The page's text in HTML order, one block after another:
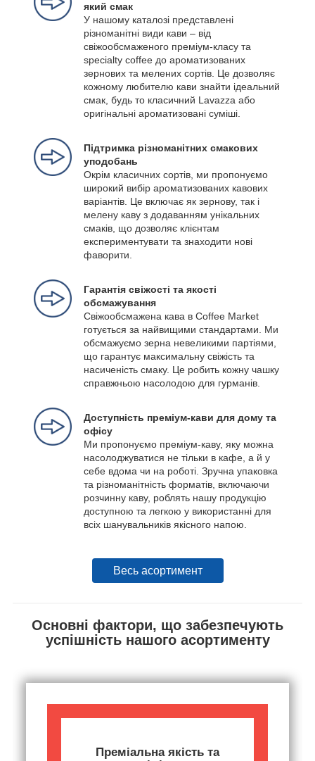
який смак
У нашому каталозі представлені
різноманітні види кави – від
свіжообсмаженого преміум-класу та
specialty coffee до ароматизованих
зернових та мелених сортів. Це дозволяє
кожному любителю кави знайти ідеальний
смак, будь то класичний Lavazza або
оригінальні ароматизовані суміші.
Підтримка різноманітних смакових
уподобань
Окрім класичних сортів, ми пропонуємо
широкий вибір ароматизованих кавових
варіантів. Це включає як зернову, так і
мелену каву з додаванням унікальних
смаків, що дозволяє клієнтам
експериментувати та знаходити нові
фаворити.
Гарантія свіжості та якості
обсмажування
Свіжообсмажена кава в Coffee Market
готується за найвищими стандартами. Ми
обсмажуємо зерна невеликими партіями,
що гарантує максимальну свіжість та
насиченість смаку. Це робить кожну чашку
справжньою насолодою для гурманів.
Доступність преміум-кави для дому та
офісу
Ми пропонуємо преміум-каву, яку можна
насолоджуватися не тільки в кафе, а й у
себе вдома чи на роботі. Зручна упаковка
та різноманітність форматів, включаючи
розчинну каву, роблять нашу продукцію
доступною та легкою у використанні для
всіх шанувальників якісного напою.
Весь асортимент
Основні фактори, що забезпечують
успішність нашого асортименту
Преміальна якість та